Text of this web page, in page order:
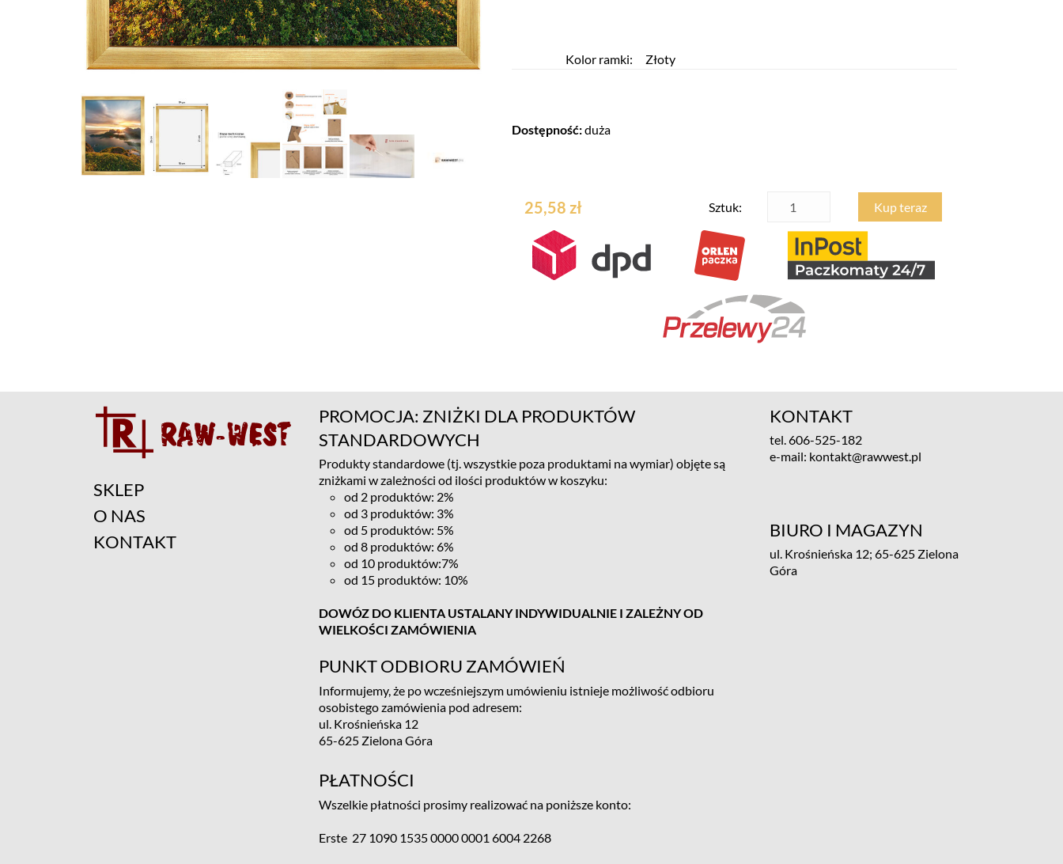
Kolor ramki: Złoty
Dostępność:duża
25,58 zł Sztuk: Kup teraz
SKLEP
O NAS
KONTAKT
PROMOCJA: ZNIŻKI DLA PRODUKTÓW
STANDARDOWYCH
Produkty standardowe (tj. wszystkie poza produktami na wymiar) objęte są
zniżkami w zależności od ilości produktów w koszyku:
od 2 produktów: 2%
od 3 produktów: 3%
od 5 produktów: 5%
od 8 produktów: 6%
od 10 produktów:7%
od 15 produktów: 10%
DOWÓZ DO KLIENTA USTALANY INDYWIDUALNIE I ZALEŻNY OD
WIELKOŚCI ZAMÓWIENIA
PUNKT ODBIORU ZAMÓWIEŃ
Informujemy, że po wcześniejszym umówieniu istnieje możliwość odbioru
osobistego zamówienia pod adresem:
ul. Krośnieńska 12
65-625 Zielona Góra
PŁATNOŚCI
Wszelkie płatności prosimy realizować na poniższe konto:
Erste 27 1090 1535 0000 0001 6004 2268
KONTAKT
tel.606-525-182
e-mail: kontakt@rawwest.pl
BIURO I MAGAZYN
ul. Krośnieńska 12; 65-625 Zielona
Góra